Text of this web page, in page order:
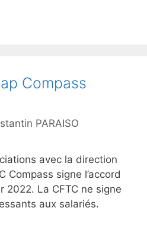
Compass
PARAISO
avec la direction
Compass signe l’accord
2022. La CFTC ne signe
aux salariés.